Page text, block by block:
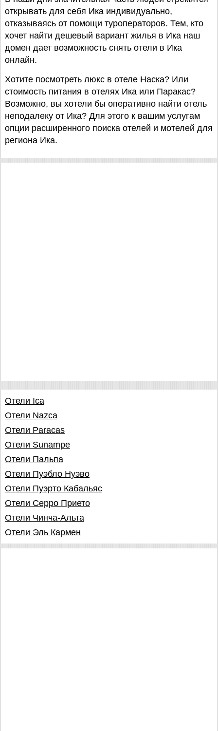
открывать для себя Ика индивидуально,
отказываясь от помощи туроператоров. Тем, кто
хочет найти дешевый вариант жилья в Ика наш
домен дает возможность снять отели в Ика
онлайн.
Хотите посмотреть люкс в отеле Наска? Или
стоимость питания в отелях Ика или Паракас?
Возможно, вы хотели бы оперативно найти отель
неподалеку от Ика? Для этого к вашим услугам
опции расширенного поиска отелей и мотелей для
региона Ика.
Отели Ica
Отели Nazca
Отели Paracas
Отели Sunampe
Отели Пальпа
Отели Пуэбло Нуэво
Отели Пуэрто Кабальяс
Отели Серро Прието
Отели Чинча-Альта
Отели Эль Кармен